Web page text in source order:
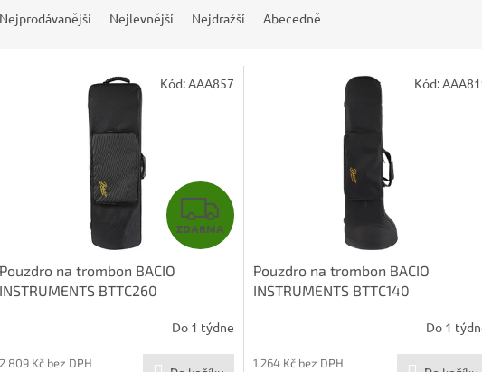
Nejprodávanější Nejlevnější Nejdražší Abecedně
Z
D
R
M
ZDARMA
Pouzdro na trombon BACIO
INSTRUMENTS BTTC260
Do 1 týdne
2 809 Kč bez DPH
Kód:AAA857
Pouzdro na trombon BACIO
INSTRUMENTS BTTC140
Do 1
1 264 Kč bez DPH
Kód: